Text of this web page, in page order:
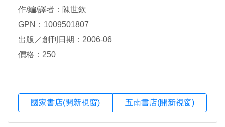
作/編/譯者：陳世欽
GPN：1009501807
出版／創刊日期：2006-06
價格：250
國家書店(開新視窗) 五南書店(開新視窗)